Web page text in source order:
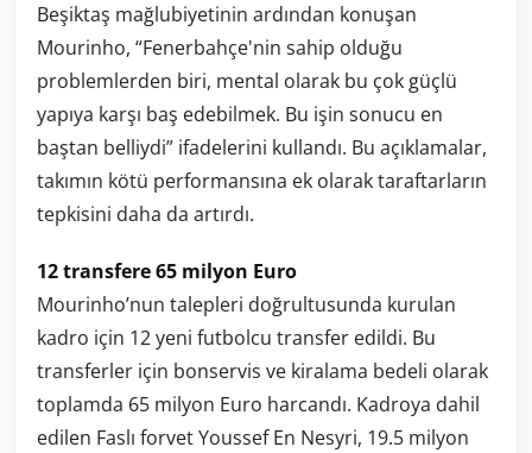
Beşiktaş mağlubiyetinin ardından konuşan
Mourinho, “Fenerbahçe'nin sahip olduğu
problemlerden biri, mental olarak bu çok güçlü
yapıya karşı baş edebilmek. Bu işin sonucu en
baştan belliydi” ifadelerini kullandı. Bu açıklamalar,
takımın kötü performansına ek olarak taraftarların
tepkisini daha da artırdı.
12 transfere 65 milyon Euro
Mourinho’nun talepleri doğrultusunda kurulan
kadro için 12 yeni futbolcu transfer edildi. Bu
transferler için bonservis ve kiralama bedeli olarak
toplamda 65 milyon Euro harcandı. Kadroya dahil
edilen Faslı forvet Youssef En Nesyri, 19.5 milyon